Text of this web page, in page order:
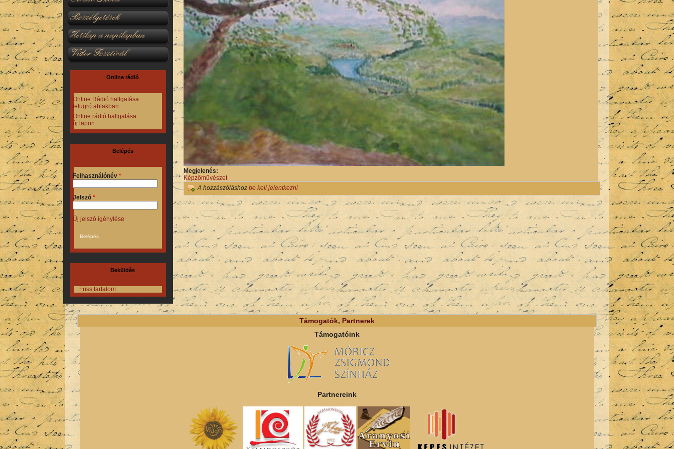
Beszélgetések
Hetilap a napilapban
Vidor Fesztivál
Online rádió
Online Rádió hallgatása
felugró ablakban
Online rádió hallgatása
új lapon
Belépés
Felhasználónév *
Jelszó *
Új jelszó igénylése
Beküldés
Friss tartalom
Megjelenés:
Képzőművészet
A hozzászóláshoz be kell jelentkezni
Támogatók, Partnerek
Támogatóink
Partnereink